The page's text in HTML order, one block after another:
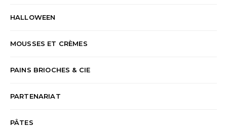
HALLOWEEN
MOUSSES ET CRÈMES
PAINS BRIOCHES & CIE
PARTENARIAT
PÂTES